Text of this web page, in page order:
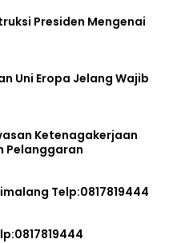
Presiden Mengenai
Uni Eropa Jelang Wajib
Ketenagakerjaan
Pelanggaran
Telp:0817819444